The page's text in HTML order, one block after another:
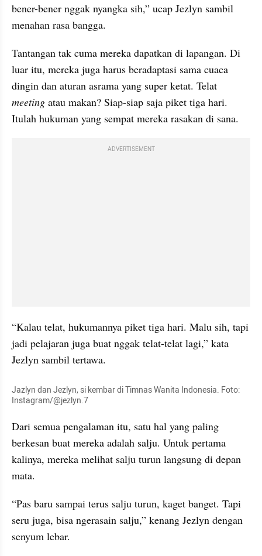
bener-bener nggak nyangka sih,” ucap Jezlyn sambil
menahan rasa bangga.
Tantangan tak cuma mereka dapatkan di lapangan. Di
luar itu, mereka juga harus beradaptasi sama cuaca
meeting atau makan? Siap-siap saja piket tiga hari.
Itulah hukuman yang sempat mereka rasakan di sana.
ADVERTISEMENT
“Kalau telat, hukumannya piket tiga hari. Malu sih, tapi
jadi pelajaran juga buat nggak telat-telat lagi,” kata
Jezlyn sambil tertawa.
Jazlyn dan Jezlyn, si kembar di Timnas Wanita Indonesia. Foto:
Instagram/@jezlyn.7
Dari semua pengalaman itu, satu hal yang paling
berkesan buat mereka adalah salju. Untuk pertama
kalinya, mereka melihat salju turun langsung di depan
mata.
“Pas baru sampai terus salju turun, kaget banget. Tapi
seru juga, bisa ngerasain salju,” kenang Jezlyn dengan
senyum lebar.